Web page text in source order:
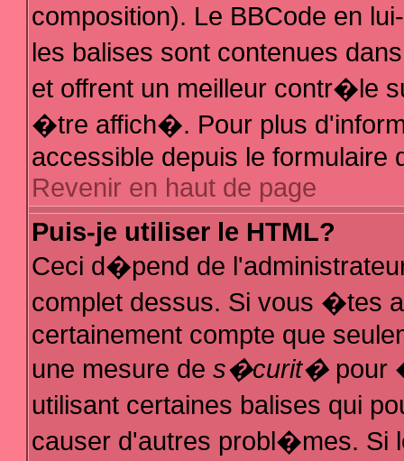
composition). Le BBCode en
les balises sont contenues
et offrent un meilleur contr�le
�tre affich�. Pour plus
accessible depuis le formulaire
Revenir en haut de page
Puis-je utiliser le HTML?
Ceci d�pend de
complet dessus. Si vous �tes
certainement compte que
une mesure de s�curit�pour
utilisant certaines balises qui
causer d'autres probl�mes. Si